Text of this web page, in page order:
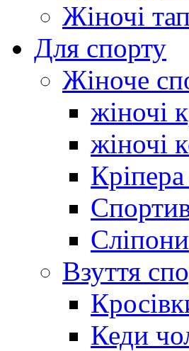
Жіночі
Для спорту
Жіноче
жіночі
жіночі
Сліпони
Взуття
Кеди